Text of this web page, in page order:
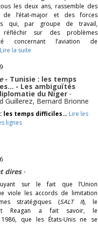
les deux ans, rassemble des
de l’état-major et des forces
qui, par groupe de travail,
réfléchir sur des problèmes
concernant l’aviation de
Lire la suite
- Tunisie : les temps
- Les ambiguïtés
du Niger -
Guillerez, Bernard Brionne
les temps difficiles… Lire les
lignes
dires -
sur le fait que l’Union
viole les accords de limitation
stratégiques (SALT II), le
Reagan a fait savoir, le
que les États-Unis ne se